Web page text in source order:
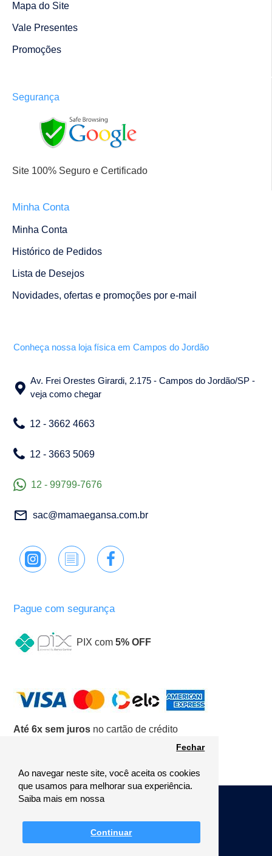
Ao navegar neste site, você aceita os cookies
que usamos para melhorar sua experiência.
Saiba mais em nossa
Fechar
Continuar
Mapa do Site
Vale Presentes
Promoções
Segurança
Site 100% Seguro e Certificado
Minha Conta
Minha Conta
Histórico de Pedidos
Lista de Desejos
Novidades, ofertas e promoções por e-mail
Conheça nossa loja física em Campos do Jordão
Av. Frei Orestes Girardi, 2.175 - Campos do Jordão/SP -
veja como chegar
12 - 3662 4663
12 - 3663 5069
12 - 99799-7676
sac@mamaegansa.com.br
Pague com segurança
PIX com 5% OFF
Até 6x sem juros no cartão de crédito
Mamãe Gansa Campos do Jordão
© 2010/2025 Direitos Reservados.
FILTRAR PRODUTOS